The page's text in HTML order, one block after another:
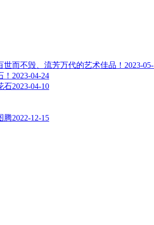
世而不毁、流芳万代的艺术佳品！ 2023-
2023-04-24
石2023-04-10
腾2022-12-15